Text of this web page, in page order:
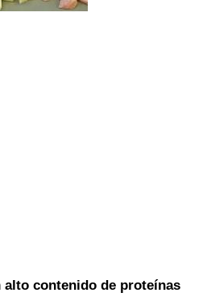
alto contenido de proteínas